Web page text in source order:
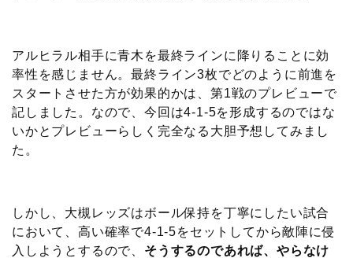
アルヒラル相手に青木を最終ラインに降りることに効
率性を感じません。最終ライン3枚でどのように前進を
スタートさせた方が効果的かは、第1戦のプレビューで
記しました。なので、今回は4-1-5を形成するのではな
いかとプレビューらしく完全なる大胆予想してみまし
た。
しかし、大槻レッズはボール保持を丁寧にしたい試合
において、高い確率で4-1-5をセットしてから敵陣に侵
入しようとするので、 そうするのであれば、やらなけ